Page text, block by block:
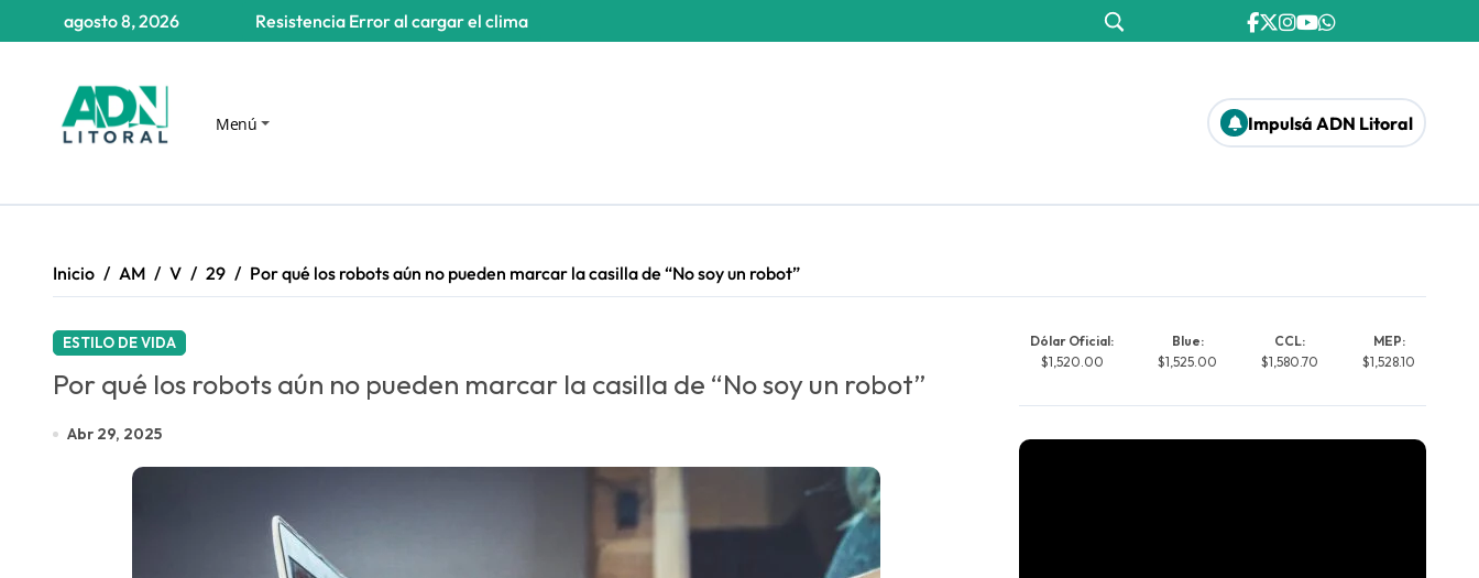
Resistencia Error al cargar el clima
agosto 8, 2026
Menú Impulsá ADN Litoral
Inicio AM V 29 Por qué los robots aún no pueden marcar la casilla de “No soy un robot”
ESTILO DE VIDA
Por qué los robots aún no pueden marcar la casilla de “No soy un robot”
Abr 29, 2025
Dólar Oficial:
$1,520.00
Blue:
$1,525.00
CCL:
$1,580.70
MEP:
$1,528.10